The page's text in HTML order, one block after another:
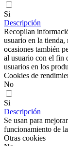
Si
Descripción
Recopilan
usuario en la tienda,
ocasiones también
al usuario con el fin
usuarios en los
Cookies de
No
Si
Descripción
Se usan para
funcionamiento de
Otras cookies